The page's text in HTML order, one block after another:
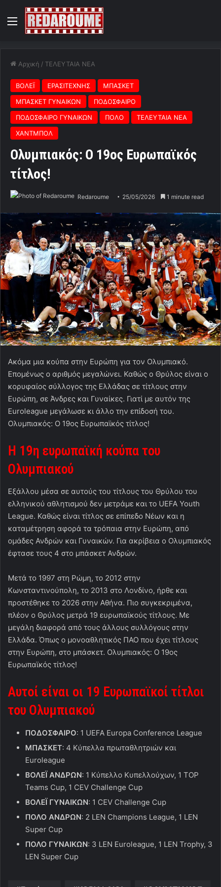
Menu
Αρχική / ΤΕΛΕΥΤΑΙΑ ΝΕΑ
ΒΟΛΕΪ ΕΡΑΣΙΤΕΧΝΗΣ
ΜΠΑΣΚΕΤ
ΜΠΑΣΚΕΤ ΓΥΝΑΙΚΩΝ
ΠΟΔΟΣΦΑΙΡΟ
ΠΟΔΟΣΦΑΙΡΟ ΓΥΝΑΙΚΩΝ
ΠΟΛΟ
ΤΕΛΕΥΤΑΙΑ ΝΕΑ
ΧΑΝΤΜΠΟΛ
Ολυμπιακός: Ο 19ος Ευρωπαϊκός
τίτλος!
Redaroume 25/05/2026 1 minute read
Ακόμα μια κούπα στην Ευρώπη για τον Ολυμπιακό.
Επομένως ο αριθμός μεγαλώνει. Καθώς ο Θρύλος είναι ο
κορυφαίος σύλλογος της Ελλάδας σε τίτλους στην
Ευρώπη, σε Άνδρες και Γυναίκες. Γιατί με αυτόν της
Euroleague μεγάλωσε κι άλλο την επίδοσή του.
Ολυμπιακός: Ο 19ος Ευρωπαϊκός τίτλος!
Η 19η ευρωπαϊκή κούπα του
Ολυμπιακού
Εξάλλου μέσα σε αυτούς του τίτλους του Θρύλου του
ελληνικού αθλητισμού δεν μετράμε και το UEFA Youth
League. Καθώς είναι τίτλος σε επίπεδο Νέων και η
καταμέτρηση αφορά τα τρόπαια στην Ευρώπη, από
ομάδες Ανδρών και Γυναικών. Για ακρίβεια ο Ολυμπιακός
έφτασε τους 4 στο μπάσκετ Ανδρών.
Μετά το 1997 στη Ρώμη, το 2012 στην
Κωνσταντινούπολη, το 2013 στο Λονδίνο, ήρθε και
προστέθηκε το 2026 στην Αθήνα. Πιο συγκεκριμένα,
πλέον ο Θρύλος μετρά 19 ευρωπαϊκούς τίτλους. Με
μεγάλη διαφορά από τους άλλους συλλόγους στην
Ελλάδα. Όπως ο μονοαθλητικός ΠΑΟ που έχει τίτλους
στην Ευρώπη, στο μπάσκετ. Ολυμπιακός: Ο 19ος
Ευρωπαϊκός τίτλος!
Αυτοί είναι οι 19 Ευρωπαϊκοί τίτλοι
του Ολυμπιακού
ΠΟΔΟΣΦΑΙΡΟ: 1 UEFA Europa Conference League
ΜΠΑΣΚΕΤ: 4 Κύπελλα πρωταθλητριών και
Euroleague
ΒΟΛΕΪ ΑΝΔΡΩΝ: 1 Κύπελλο Κυπελλούχων, 1 TOP
Teams Cup, 1 CEV Challenge Cup
ΒΟΛΕΪ ΓΥΝΑΙΚΩΝ: 1 CEV Challenge Cup
ΠΟΛΟ ΑΝΔΡΩΝ: 2 LEN Champions League, 1 LEN
Super Cup
ΠΟΛΟ ΓΥΝΑΙΚΩΝ: 3 LEN Euroleague, 1 LEN Trophy, 3
LEN Super Cup